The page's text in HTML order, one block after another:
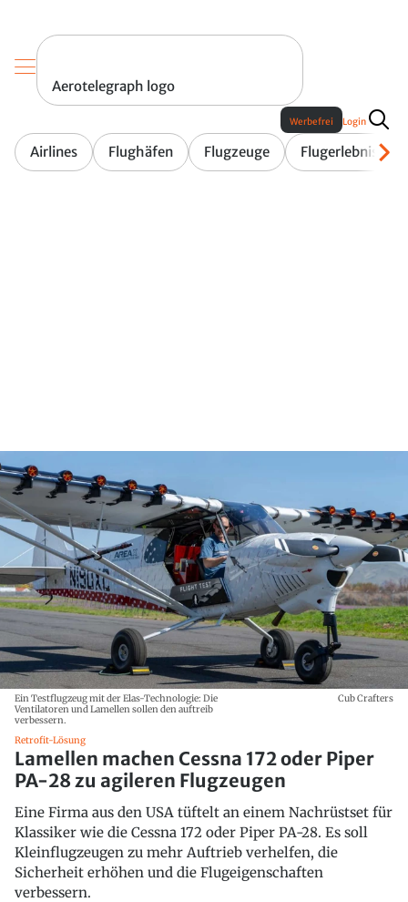
Aerotelegraph logo
Airlines Flughäfen Flugzeuge Flugerlebnis
Werbefrei Login
Ein Testflugzeug mit der Elas-Technologie: Die
Ventilatoren und Lamellen sollen den auftreib
verbessern.
Cub Crafters
Retrofit-Lösung
Lamellen machen Cessna 172 oder Piper
PA-28 zu agileren Flugzeugen
Eine Firma aus den USA tüftelt an einem Nachrüstset für
Klassiker wie die Cessna 172 oder Piper PA-28. Es soll
Kleinflugzeugen zu mehr Auftrieb verhelfen, die
Sicherheit erhöhen und die Flugeigenschaften
verbessern.